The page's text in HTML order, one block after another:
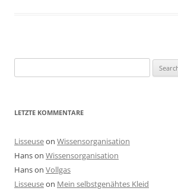
for:
LETZTE KOMMENTARE
Lisseuseon Wissensorganisation
Hanson Wissensorganisation
Hanson Vollgas
Lisseuseon Mein selbstgenähtes Kleid